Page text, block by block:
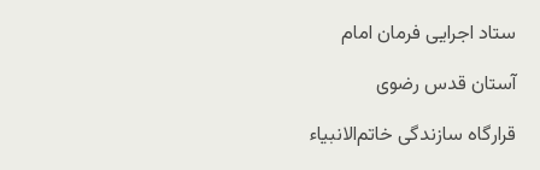
ستاد اجرایی فرمان امام
آستان قدس رضوی
قرارگاه سازندگی خاتم‌الانبیاء